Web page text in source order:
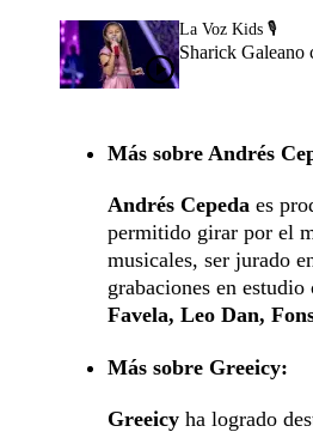
La Voz Kids 🎙️
Sharick Galeano
Más sobre Andrés
Andrés Cepeda es
permitido girar por el
musicales, ser jurado
grabaciones en
Favela, Leo Dan,
Más sobre Greeicy:
Greeicy ha logrado